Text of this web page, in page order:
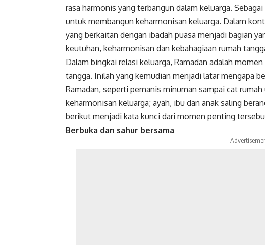
rasa harmonis yang terbangun dalam keluarga.
untuk membangun keharmonisan keluarga. Dalam
yang berkaitan dengan ibadah puasa menjadi bagian
keutuhan, keharmonisan dan kebahagiaan rumah
Dalam bingkai relasi keluarga, Ramadan adalah
tangga. Inilah yang kemudian menjadi latar mengapa
Ramadan, seperti pemanis minuman sampai cat
keharmonisan keluarga; ayah, ibu dan anak saling
berikut menjadi kata kunci dari momen penting
Berbuka dan sahur bersama
-